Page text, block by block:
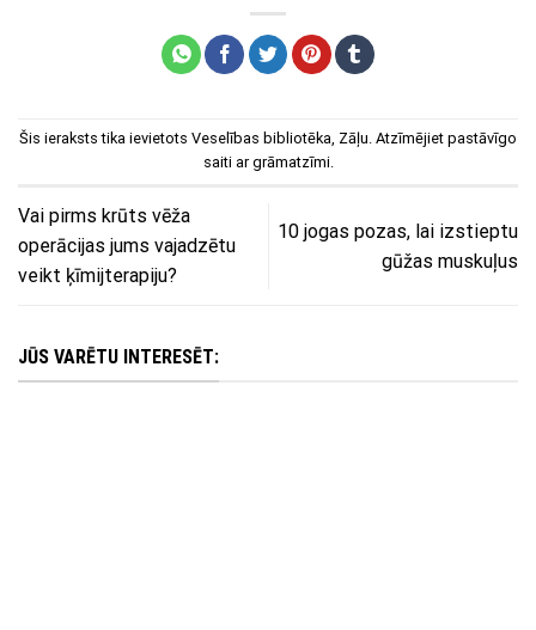
Šis ieraksts tika ievietots Veselības bibliotēka, Zāļu. Atzīmējiet pastāvīgo
saitiar grāmatzīmi.
Vai pirms krūts vēža
operācijas jums vajadzētu
veikt ķīmijterapiju?
10 jogas pozas, lai izstieptu
gūžas muskuļus
JŪS VARĒTU INTERESĒT: